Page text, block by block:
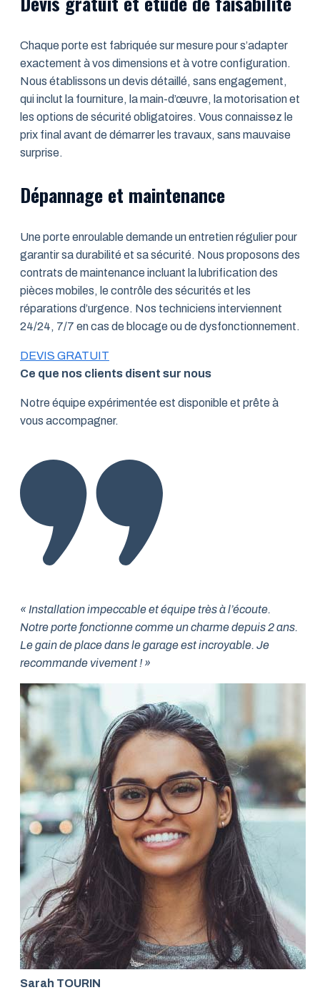
Chaque porte est fabriquée sur mesure pour s’adapter
exactement à vos dimensions et à votre configuration.
Nous établissons un devis détaillé, sans engagement,
qui inclut la fourniture, la main-d’œuvre, la motorisation et
les options de sécurité obligatoires. Vous connaissez le
prix final avant de démarrer les travaux, sans mauvaise
surprise.
Dépannage et maintenance
Une porte enroulable demande un entretien régulier pour
garantir sa durabilité et sa sécurité. Nous proposons des
contrats de maintenance incluant la lubrification des
pièces mobiles, le contrôle des sécurités et les
réparations d’urgence. Nos techniciens interviennent
24/24, 7/7 en cas de blocage ou de dysfonctionnement.
DEVIS GRATUIT
Ce que nos clients disent sur nous
Notre équipe expérimentée est disponible et prête à
vous accompagner.
« Installation impeccable et équipe très à l’écoute.
Notre porte fonctionne comme un charme depuis 2 ans.
Le gain de place dans le garage est incroyable. Je
recommande vivement ! »
Sarah TOURIN